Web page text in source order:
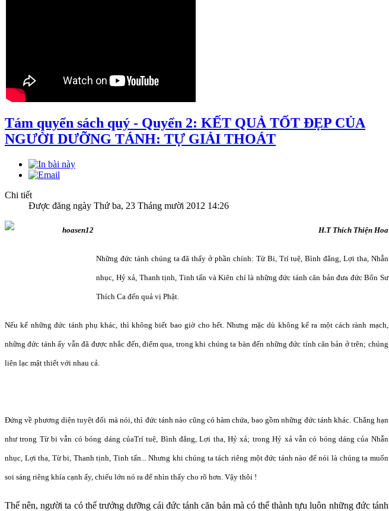
Tám quyển sách quý - Quyển 2: KẾT QUẢ TỐT ĐẸP CỦA
NGƯỜI DƯỠNG TÁNH: TỰ GIẢI THOÁT
Chi tiết
Được đăng ngày Thứ ba, 23 Tháng mười 2012 14:26
H.T Thích Thiện Hoa
Những đức tánh chúng ta đã thấy ở phần chính: Từ Bi, Trí tuệ, Bình đẳng, Lợi tha, Nhẫn
nhục, Hỷ xả, Thanh tịnh, Tinh tấn và Kiên chí là những đức tánh căn bản đưa đức Bổn Sư
Thích Ca đến quả vị Phật.
Nếu kể những đức tánh phụ khác, thì không biết bao giờ cho hết. Nhưng mặc dù không kể ra một cách rành mạch,
những đức tánh ấy vẫn đã được nhắc đến, điểm qua, trong khi chúng ta bàn đến những đức tính căn bản ở trên; chúng
liên lạc mật thiết với nhau cả.
Đứng về phương diện tuyệt đối mà nói, thì đức tánh nào cũng có hàm chứa, bao gồm những đức tánh khác. Chẳng hạn
như trong Từ bi vẫn có bóng dáng củaTrí tuệ, Bình đẳng, Lợi tha, Hỷ xả; trong Hỷ xả vẫn có bóng dáng của Nhẫn
nhục, Lợi tha, Từ bi, Thanh tịnh, Tinh tấn... Nhưng khi chúng ta tách riêng một đức tánh nào để nói là chúng ta muốn
soi sáng riêng khía cạnh ấy, chiếu lớn nó ra để nhìn thấy cho rõ hơn. Vậy thôi !
Thế nên, người ta có thể trưởng dưỡng cái đức tánh căn bản mà có thể thành tựu luôn những đức tánh